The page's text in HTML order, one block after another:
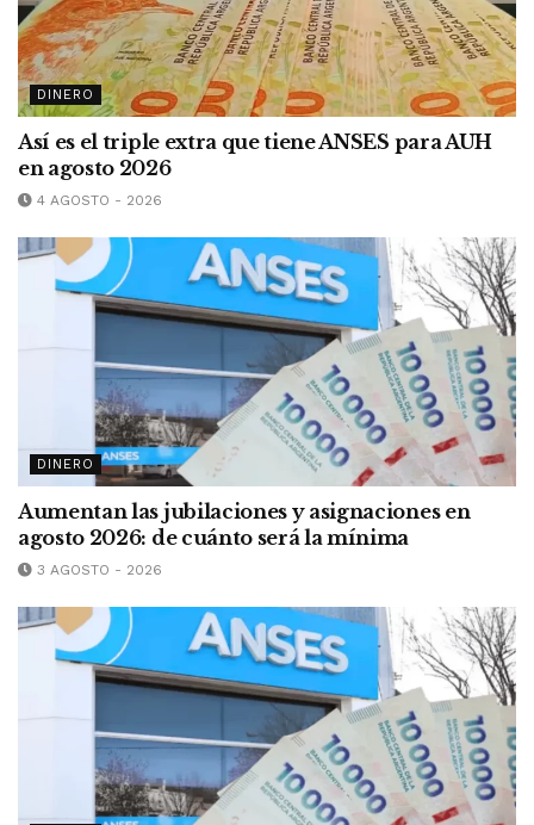
DINERO
Así es el triple extra que tiene ANSES para AUH
en agosto 2026
4 AGOSTO - 2026
DINERO
Aumentan las jubilaciones y asignaciones en
agosto 2026: de cuánto será la mínima
3 AGOSTO - 2026